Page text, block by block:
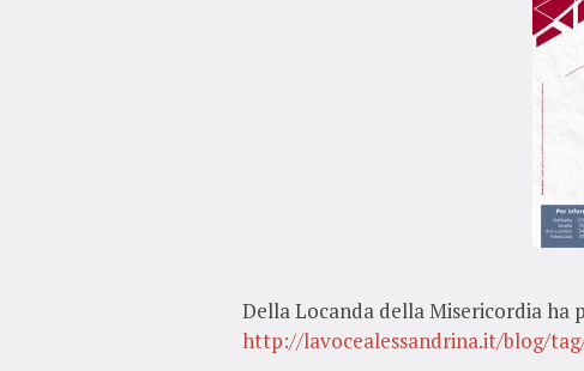
Della Locanda della Misericordia ha
http://lavocealessandrina.it/blog/